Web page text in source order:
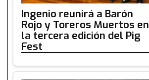
Ingenio reunirá a Barón
Rojo y Toreros Muertos en
la tercera edición del Pig
Fest